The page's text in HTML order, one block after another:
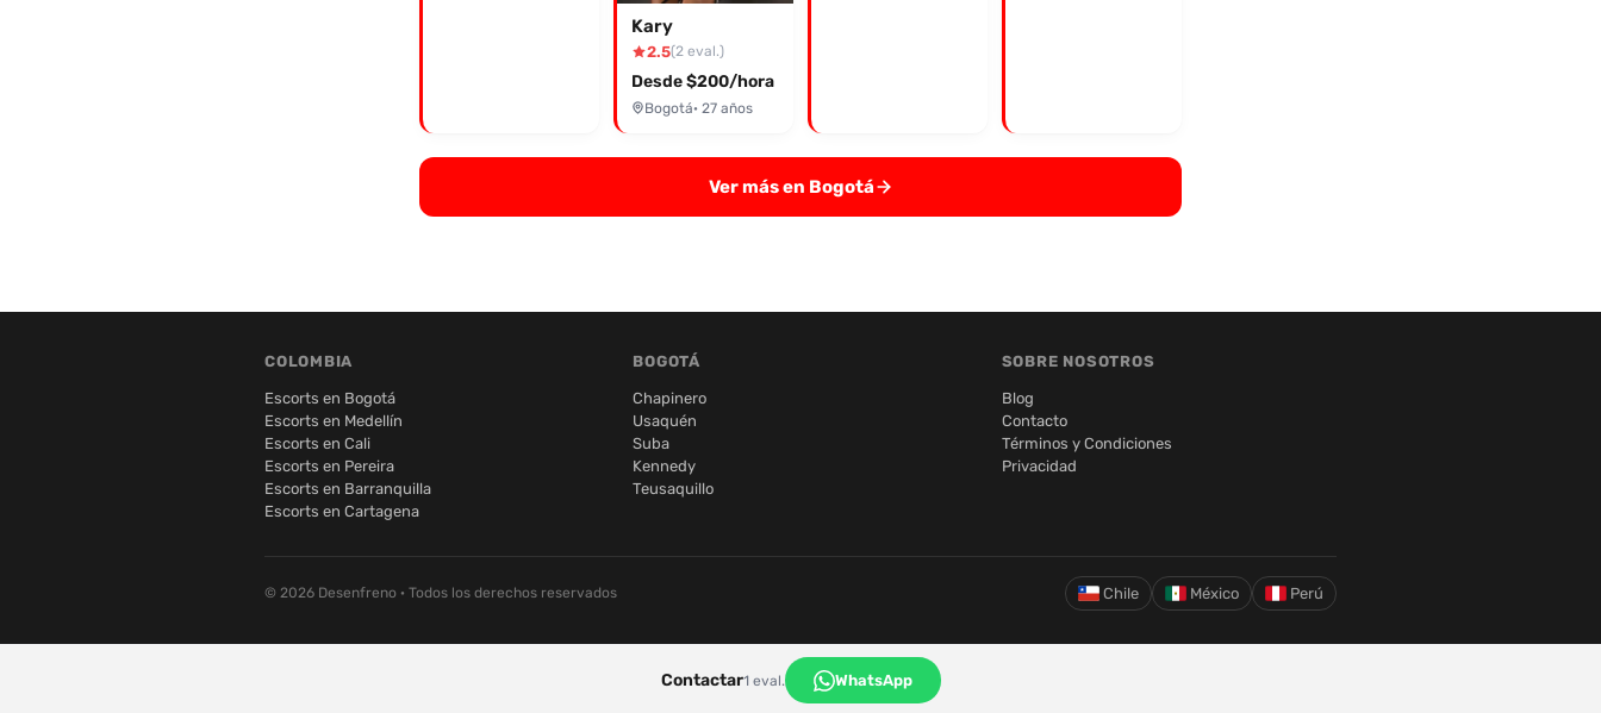
Kary
2.5(2 eval.)
Desde $200/hora
Bogotá· 27 años
Ver más en Bogotá
Contactar1 eval. WhatsApp
COLOMBIA
Escorts en Bogotá
Escorts en Medellín
Escorts en Cali
Escorts en Pereira
Escorts en Barranquilla
Escorts en Cartagena
BOGOTÁ
Chapinero
Usaquén
Suba
Kennedy
Teusaquillo
SOBRE NOSOTROS
Blog
Contacto
Términos y Condiciones
Privacidad
© 2026 Desenfreno · Todos los derechos reservados Chile México Perú